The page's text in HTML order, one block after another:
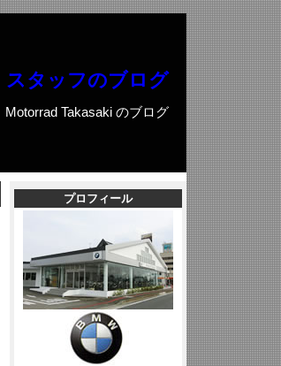
スタッフのブログ
Motorrad Takasaki のブログ
プロフィール